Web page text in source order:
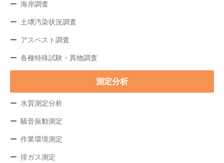
海岸調査
土壌汚染状況調査
アスベスト調査
各種特殊試験・異物調査
測定分析
水質測定分析
騒音振動測定
作業環境測定
排ガス測定